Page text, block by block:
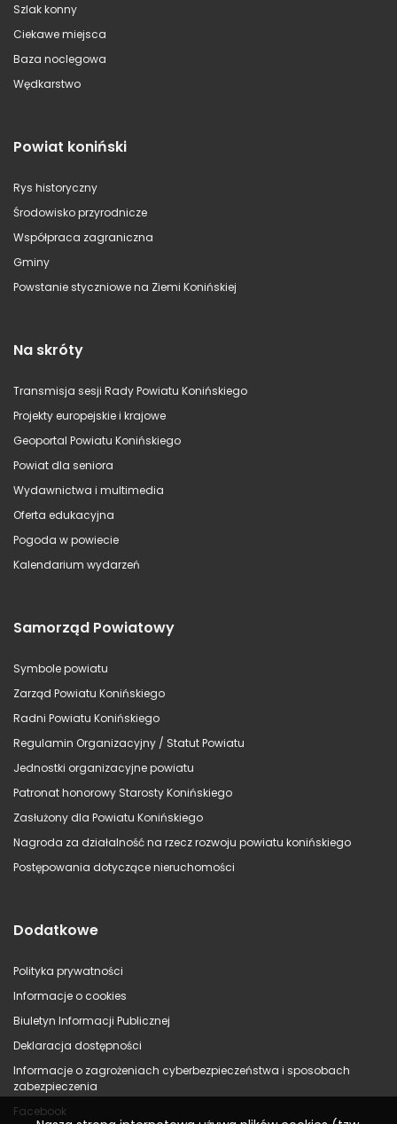
Szlak konny
Ciekawe miejsca
Baza noclegowa
Wędkarstwo
Powiat koniński
Rys historyczny
Środowisko przyrodnicze
Współpraca zagraniczna
Gminy
Powstanie styczniowe na Ziemi Konińskiej
Na skróty
Transmisja sesji Rady Powiatu Konińskiego
Projekty europejskie i krajowe
Geoportal Powiatu Konińskiego
Powiat dla seniora
Wydawnictwa i multimedia
Oferta edukacyjna
Pogoda w powiecie
Kalendarium wydarzeń
Samorząd Powiatowy
Symbole powiatu
Zarząd Powiatu Konińskiego
Radni Powiatu Konińskiego
Regulamin Organizacyjny / Statut Powiatu
Jednostki organizacyjne powiatu
Patronat honorowy Starosty Konińskiego
Zasłużony dla Powiatu Konińskiego
Nagroda za działalność na rzecz rozwoju powiatu konińskiego
Postępowania dotyczące nieruchomości
Dodatkowe
Polityka prywatności
Informacje o cookies
Biuletyn Informacji Publicznej
Deklaracja dostępności
Informacje o zagrożeniach cyberbezpieczeństwa i sposobach
zabezpieczenia
Facebook